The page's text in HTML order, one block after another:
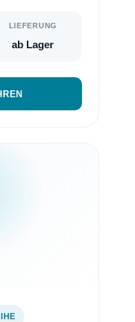
LIEFERUNG
ab Lager